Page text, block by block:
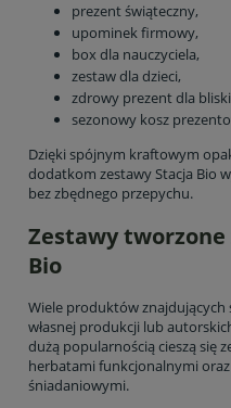
prezent świąteczny,
upominek firmowy,
box dla nauczyciela,
zestaw dla dzieci,
zdrowy prezent dla
sezonowy kosz
Dzięki spójnym kraftowym
dodatkom zestawy Stacja Bio
bez zbędnego przepychu.
Zestawy
Bio
Wiele produktów znajdujących
własnej produkcji lub
dużą popularnością cieszą się
herbatami funkcjonalnymi
śniadaniowymi.